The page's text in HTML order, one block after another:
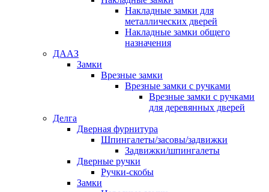
Накладные замки для
металлических дверей
Накладные замки общего
назначения
ДААЗ
Замки
Врезные замки
Врезные замки с ручками
Врезные замки с ручками
для деревянных дверей
Делга
Дверная фурнитура
Шпингалеты/засовы/задвижки
Задвижки/шпингалеты
Дверные ручки
Ручки-скобы
Замки